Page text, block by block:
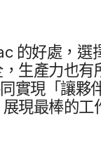
的​好處，​選
生產力​也​有​
實現​「讓​夥
現​最棒​的​工